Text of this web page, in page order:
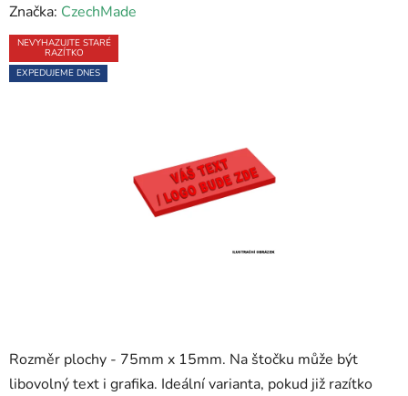
Rozměr plochy - 75mm x 15mm. Na štočku může být
libovolný text i grafika. Ideální varianta, pokud již razítko
hodnocení
produktu
je
5,0
Značka: CzechMade
NEVYHAZUJTE STARÉ
RAZÍTKO
EXPEDUJEME DNES